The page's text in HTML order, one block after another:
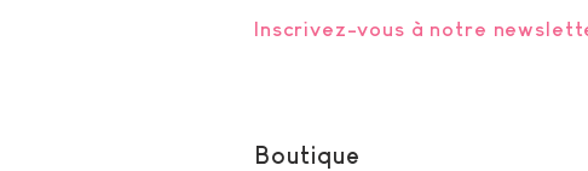
Inscrivez-vous à notre
Boutique